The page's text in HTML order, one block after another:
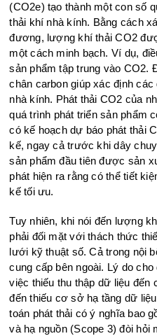
(CO2e) tạo thành một con số
thải khí nhà kính. Bằng cách
đương, lượng khí thải CO2
một cách minh bạch. Ví dụ,
sản phẩm tập trung vào CO2.
chân carbon giúp xác định
nhà kính. Phát thải CO2 của
quá trình phát triển sản phẩm
có kế hoạch dự báo phát thải
kế, ngay cả trước khi dây
sản phẩm đầu tiên được sản
phát hiện ra rằng có thể tiết
kế tối ưu.
Tuy nhiên, khi nói đến lượng
phải đối mặt với thách thức
lưới kỹ thuật số. Cả trong nội
cung cấp bên ngoài. Lý do
việc thiếu thu thập dữ liệu đến
đến thiếu cơ sở hạ tầng dữ
toán phát thải có ý nghĩa bao
và hạ nguồn (Scope 3) đòi hỏi